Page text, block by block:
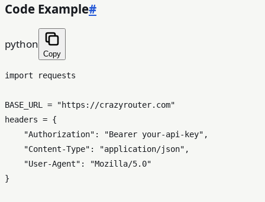
Code Example#
python
Copy
import requests
BASE_URL =
"https://crazyrouter.com"
headers = {
"Authorization" : "Bearer your-api-key" ,
"Content-Type" : "application/json" ,
"User-Agent" :
"Mozilla/5.0"
}